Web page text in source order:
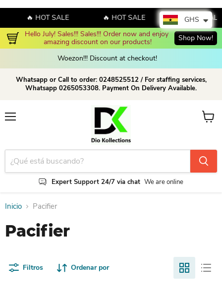
🔥 HOT SALE 🔥 HOT SALE
🔥 HOT SALE
Hello July! Sales!!! Sales!!! Order now and enjoy
amazing discount on our products!
Shop Now!
Woezon!!! Discount at checkout!
Whatsapp or Call to order: 0248525512 / For staffing services,
Whatsapp 0265053308. Payment On Delivery Available.
Expert Support 24/7 via chat We are online
Ver
Inicio Pacifier
Pacifier
Filtros Ordenar por
GHS